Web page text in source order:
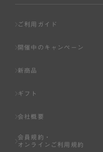
ご利用ガイド
開催中のキャンペーン
新商品
ギフト
会社概要
会員規約・
オンラインご利用規約